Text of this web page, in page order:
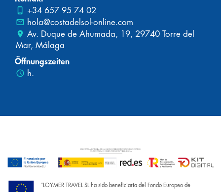
phone_iphone +34 657 95 74 02
mail_outline hola@costadelsol-online.com
place Av. Duque de Ahumada, 19, 29740 Torre del
Mar, Málaga
Öffnungszeiten
schedule h.
“LOYMER TRAVEL SL ha sido beneficiaria del Fondo Europeo de